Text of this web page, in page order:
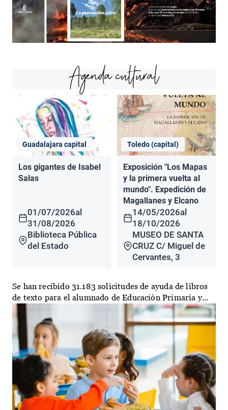
Agenda cultural
Guadalajara capital
Los gigantes de Isabel
Salas
01/07/2026al
31/08/2026
Biblioteca Pública
del Estado
Toledo (capital)
Exposición "Los Mapas
y la primera vuelta al
mundo". Expedición de
Magallanes y Elcano
14/05/2026al
18/10/2026
MUSEO DE SANTA
CRUZ C/ Miguel de
Cervantes, 3
Se han recibido 31.183 solicitudes de ayuda de libros
de texto para el alumnado de Educación Primaria y...